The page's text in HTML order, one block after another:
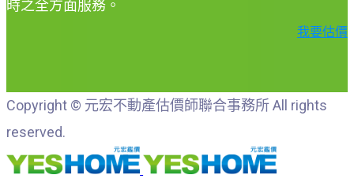
時之全方面服務。
我要估價
Copyright © 元宏不動產估價師聯合事務所 All rights
reserved.